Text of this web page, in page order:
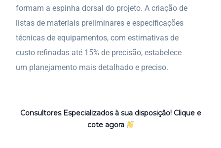
formam a espinha dorsal do projeto. A criação de
listas de materiais preliminares e especificações
técnicas de equipamentos, com estimativas de
custo refinadas até 15% de precisão, estabelece
um planejamento mais detalhado e preciso.
Consultores Especializados à sua disposição! Clique e
cote agora